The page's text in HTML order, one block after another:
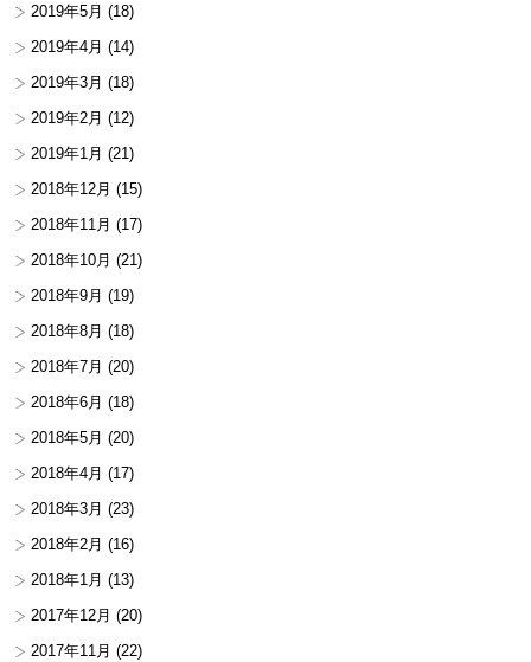
2019年5月 (18)
2019年4月 (14)
2019年3月 (18)
2019年2月 (12)
2019年1月 (21)
2018年12月 (15)
2018年11月 (17)
2018年10月 (21)
2018年9月 (19)
2018年8月 (18)
2018年7月 (20)
2018年6月 (18)
2018年5月 (20)
2018年4月 (17)
2018年3月 (23)
2018年2月 (16)
2018年1月 (13)
2017年12月 (20)
2017年11月 (22)